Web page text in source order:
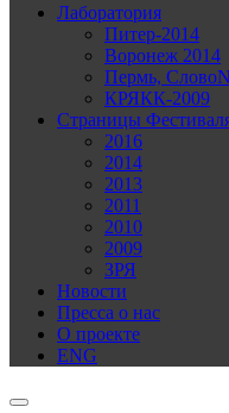
Лаборатория
Питер-2014
Воронеж 2014
Пермь,
КРЯКК-2009
Страницы
2016
2014
2013
2011
2010
2009
ЗРЯ
Новости
Пресса о нас
О проекте
ENG